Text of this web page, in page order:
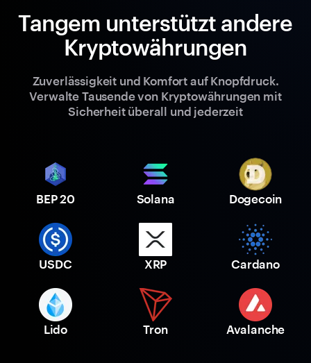
Tangem unterstützt andere
Kryptowährungen
Zuverlässigkeit und Komfort auf Knopfdruck.
Verwalte Tausende von Kryptowährungen mit
Sicherheit überall und jederzeit
BEP 20 Solana Dogecoin
USDC XRP Cardano
Lido Tron Avalanche